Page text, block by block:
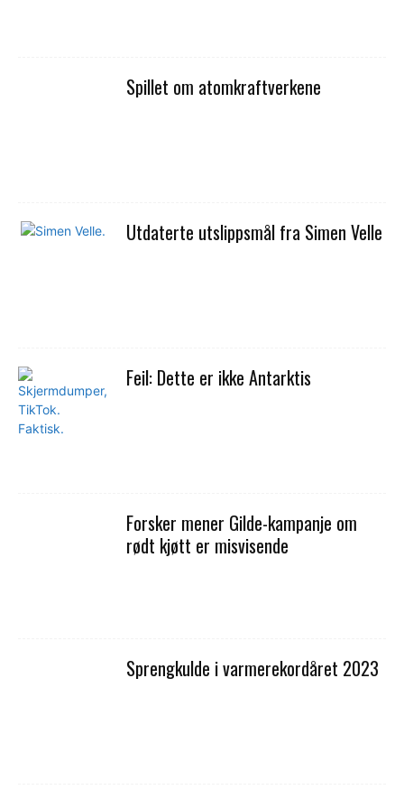
Spillet om atomkraftverkene
Utdaterte utslippsmål fra Simen Velle
Feil: Dette er ikke Antarktis
Forsker mener Gilde-kampanje om
rødt kjøtt er misvisende
Sprengkulde i varme­re­kordåret 2023